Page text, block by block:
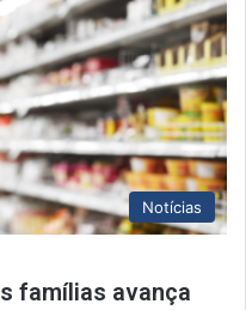
Notícias
famílias avança